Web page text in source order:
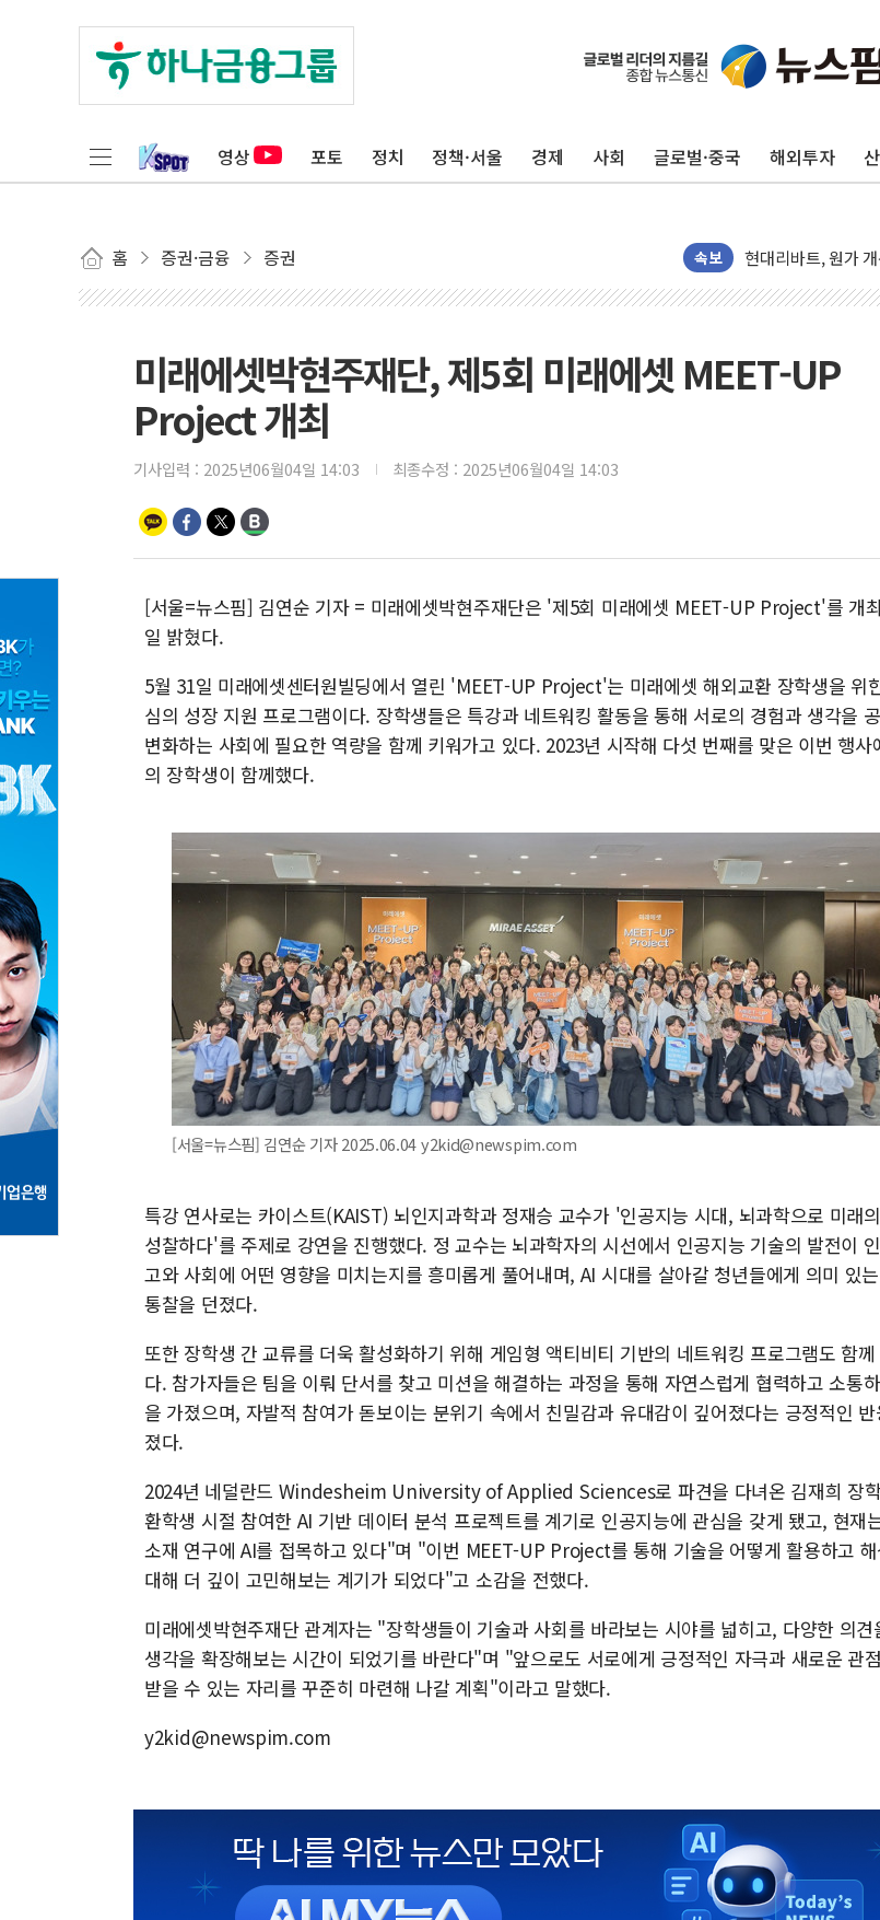
영상 포토 정치 정책·서울 경제 사회 글로벌·중국 해외투자
홈 증권·금융 증권 속보
트럼프, '원정출산
현대리바트, 원가
"세금 부담 덜자"…
[금/유가] 이란의 호
뉴욕증시, 유가·금
[오늘의 정치일정]
[오늘의 국회일정]
유럽증시, 견조한
구광모, 내주 실리
뉴욕증시 개장 전
김정관 장관 "영업
뉴욕증시 프리뷰,
청와대, 북한 단거
미래에셋박현주재단, 제5회 미래에셋 MEET-UP
Project 개최
기사입력 : 2025년06월04일 14:03 최종수정 : 2025년06월04일 14:03
[서울=뉴스핌] 김연순 기자 = 미래에셋박현주재단은 '제5회 미래에셋 MEET-UP Project'를 개
일 밝혔다.
5월 31일 미래에셋센터원빌딩에서 열린 'MEET-UP Project'는 미래에셋 해외교환 장학생을 위
심의 성장 지원 프로그램이다. 장학생들은 특강과 네트워킹 활동을 통해 서로의 경험과 생각을
변화하는 사회에 필요한 역량을 함께 키워가고 있다. 2023년 시작해 다섯 번째를 맞은 이번 행사
의 장학생이 함께했다.
[서울=뉴스핌] 김연순 기자 2025.06.04 y2kid@newspim.com
특강 연사로는 카이스트(KAIST) 뇌인지과학과 정재승 교수가 '인공지능 시대, 뇌과학으로 미래
성찰하다'를 주제로 강연을 진행했다. 정 교수는 뇌과학자의 시선에서 인공지능 기술의 발전이
고와 사회에 어떤 영향을 미치는지를 흥미롭게 풀어내며, AI 시대를 살아갈 청년들에게 의미 있
통찰을 던졌다.
또한 장학생 간 교류를 더욱 활성화하기 위해 게임형 액티비티 기반의 네트워킹 프로그램도 함께
다. 참가자들은 팀을 이뤄 단서를 찾고 미션을 해결하는 과정을 통해 자연스럽게 협력하고 소통
을 가졌으며, 자발적 참여가 돋보이는 분위기 속에서 친밀감과 유대감이 깊어졌다는 긍정적인
졌다.
2024년 네덜란드 Windesheim University of Applied Sciences로 파견을 다녀온 김재희 장
환학생 시절 참여한 AI 기반 데이터 분석 프로젝트를 계기로 인공지능에 관심을 갖게 됐고, 현재
소재 연구에 AI를 접목하고 있다"며 "이번 MEET-UP Project를 통해 기술을 어떻게 활용하고 해
대해 더 깊이 고민해보는 계기가 되었다"고 소감을 전했다.
미래에셋박현주재단 관계자는 "장학생들이 기술과 사회를 바라보는 시야를 넓히고, 다양한 의견
생각을 확장해보는 시간이 되었기를 바란다"며 "앞으로도 서로에게 긍정적인 자극과 새로운 관
받을 수 있는 자리를 꾸준히 마련해 나갈 계획"이라고 말했다.
y2kid@newspim.com